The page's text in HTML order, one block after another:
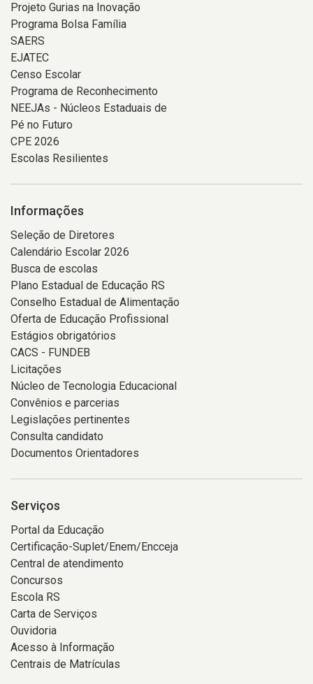
Projeto Gurias na Inovação
Programa Bolsa Família
SAERS
EJATEC
Censo Escolar
Programa de Reconhecimento
NEEJAs - Núcleos Estaduais de
Pé no Futuro
CPE 2026
Escolas Resilientes
Informações
Seleção de Diretores
Calendário Escolar 2026
Busca de escolas
Plano Estadual de Educação RS
Conselho Estadual de Alimentação
Oferta de Educação Profissional
Estágios obrigatórios
CACS - FUNDEB
Licitações
Núcleo de Tecnologia Educacional
Convênios e parcerias
Legislações pertinentes
Consulta candidato
Documentos Orientadores
Serviços
Portal da Educação
Certificação-Suplet/Enem/Encceja
Central de atendimento
Concursos
Escola RS
Carta de Serviços
Ouvidoria
Acesso à Informação
Centrais de Matrículas